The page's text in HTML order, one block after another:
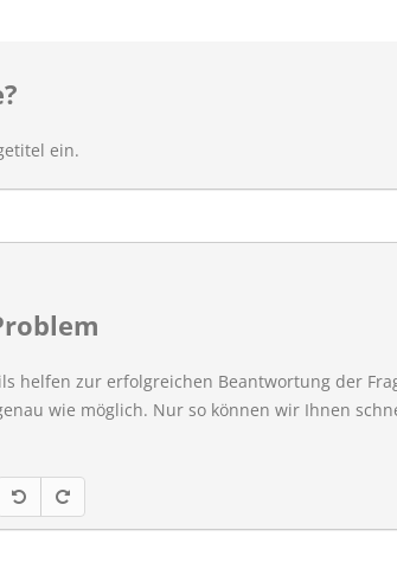
ein.
helfen zur erfolgreichen Beantwortung der
wie möglich. Nur so können wir Ihnen